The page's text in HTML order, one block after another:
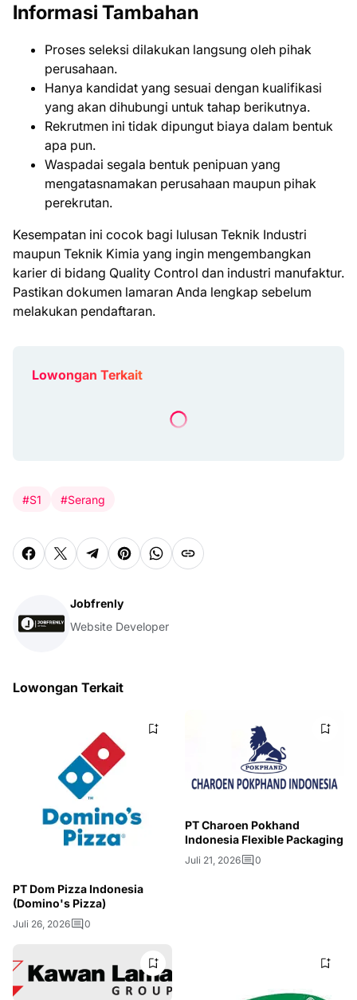
Informasi Tambahan
Proses seleksi dilakukan langsung oleh pihak
perusahaan.
Hanya kandidat yang sesuai dengan kualifikasi
yang akan dihubungi untuk tahap berikutnya.
Rekrutmen ini tidak dipungut biaya dalam bentuk
apa pun.
Waspadai segala bentuk penipuan yang
mengatasnamakan perusahaan maupun pihak
perekrutan.
Kesempatan ini cocok bagi lulusan Teknik Industri
maupun Teknik Kimia yang ingin mengembangkan
karier di bidang Quality Control dan industri manufaktur.
Pastikan dokumen lamaran Anda lengkap sebelum
melakukan pendaftaran.
Lowongan Terkait
#S1 #Serang
Jobfrenly
Website Developer
Lowongan Terkait
PT Dom Pizza Indonesia
(Domino's Pizza)
Juli 26, 2026 0
PT Charoen Pokhand
Indonesia Flexible Packaging
Juli 21, 2026 0